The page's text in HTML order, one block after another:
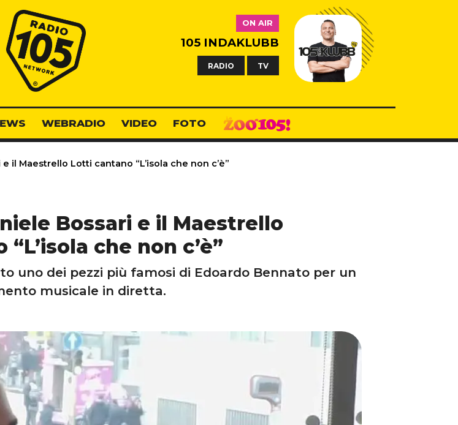
Radio 105
ON AIR
105 INDAKLUBB
RADIO TV
WEBRADIO VIDEO FOTO
il Maestrello Lotti cantano “L’isola che non c’è”
Bossari e il Maestrello
che non c’è”
uno dei pezzi più famosi di Edoardo Bennato per un
musicale in diretta.